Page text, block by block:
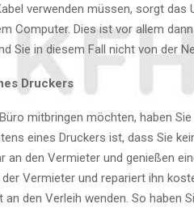
verwenden müssen, sorgt das
Computer. Dies ist vor allem
Sie in diesem Fall nicht von der
Druckers
mitbringen möchten, haben
eines Druckers ist, dass Sie
an den Vermieter und genießen
Vermieter und repariert ihn
den Verleih wenden. So haben